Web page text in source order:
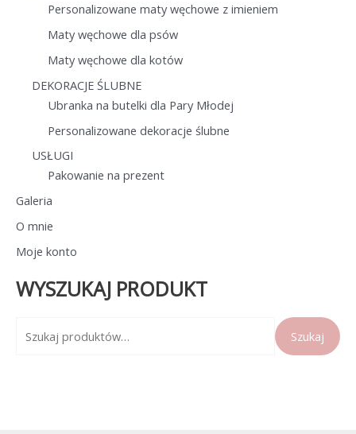
Personalizowane maty węchowe z imieniem
Maty węchowe dla psów
Maty węchowe dla kotów
DEKORACJE ŚLUBNE
Ubranka na butelki dla Pary Młodej
Personalizowane dekoracje ślubne
USŁUGI
Pakowanie na prezent
Galeria
O mnie
Moje konto
WYSZUKAJ PRODUKT
Szukaj